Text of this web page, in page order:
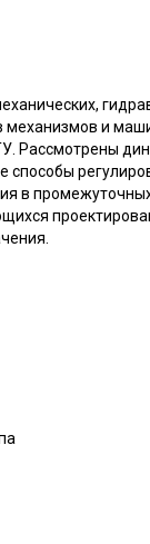
механизмов и
Рассмотрены
в